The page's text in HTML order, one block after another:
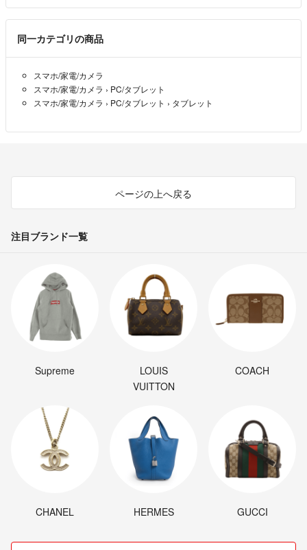
立て続けに不快なやり取りがあったため。
同一カテゴリの商品
スマホ/家電/カメラ
スマホ/家電/カメラ › PC/タブレット
スマホ/家電/カメラ › PC/タブレット › タブレット
ページの上へ戻る
注目ブランド一覧
Supreme
LOUIS
VUITTON
COACH
CHANEL HERMES GUCCI